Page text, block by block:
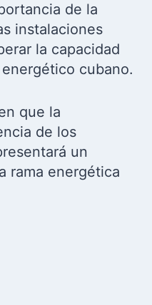
de la
instalaciones
la capacidad
cubano.
que la
de los
un
rama energética